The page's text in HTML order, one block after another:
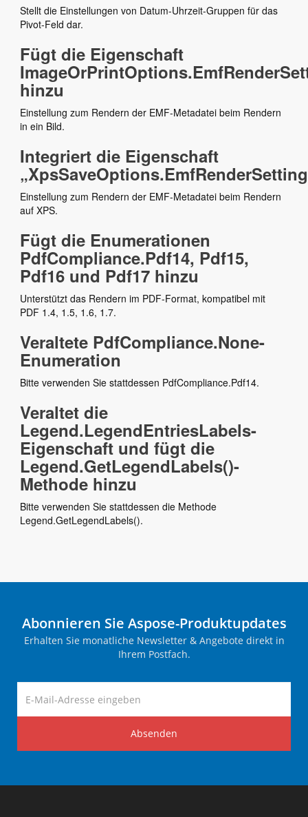
Stellt die Einstellungen von Datum-Uhrzeit-Gruppen für das
Pivot-Feld dar.
Fügt die Eigenschaft
hinzu
Einstellung zum Rendern der EMF-Metadatei beim Rendern
in ein Bild.
Integriert die Eigenschaft
Einstellung zum Rendern der EMF-Metadatei beim Rendern
auf XPS.
Fügt die Enumerationen
PdfCompliance.Pdf14, Pdf15,
Pdf16 und Pdf17 hinzu
Unterstützt das Rendern im PDF-Format, kompatibel mit
PDF 1.4, 1.5, 1.6, 1.7.
Veraltete PdfCompliance.None-
Enumeration
Bitte verwenden Sie stattdessen PdfCompliance.Pdf14.
Veraltet die
Legend.LegendEntriesLabels-
Eigenschaft und fügt die
Legend.GetLegendLabels()-
Methode hinzu
Bitte verwenden Sie stattdessen die Methode
Legend.GetLegendLabels().
Abonnieren Sie Aspose-Produktupdates
Erhalten Sie monatliche Newsletter & Angebote direkt in
Ihrem Postfach.
Absenden